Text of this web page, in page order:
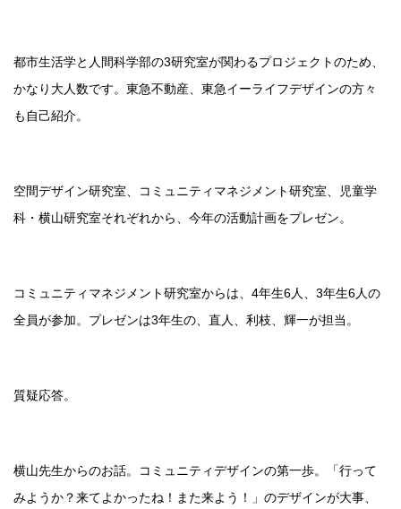
都市生活学と人間科学部の3研究室が関わるプロジェクトのため、
かなり大人数です。東急不動産、東急イーライフデザインの方々
も自己紹介。
空間デザイン研究室、コミュニティマネジメント研究室、児童学
科・横山研究室それぞれから、今年の活動計画をプレゼン。
コミュニティマネジメント研究室からは、4年生6人、3年生6人の
全員が参加。プレゼンは3年生の、直人、利枝、輝一が担当。
質疑応答。
横山先生からのお話。コミュニティデザインの第一歩。「行って
みようか？来てよかったね！また来よう！」のデザインが大事、